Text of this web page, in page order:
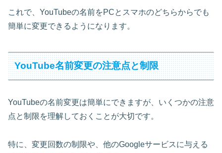
これで、YouTubeの名前をPCとスマホのどちらからでも
簡単に変更できるようになります。
YouTube名前変更の注意点と制限
YouTubeの名前変更は簡単にできますが、 いくつかの注意
点と制限を理解しておくことが大切です。
特に、 変更回数の制限や、 他のGoogleサービスに与える